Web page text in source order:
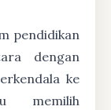
pendidikan
dengan
ke
memilih